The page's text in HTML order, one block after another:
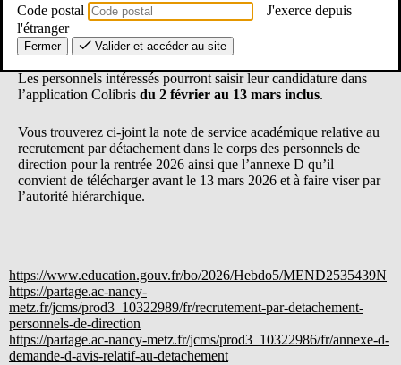
Le recrutement par détachement dans le corps des personnels de
direction pour la rentrée 2026 est ouvert depuis le 02 février
2026.
Les personnels intéressés pourront saisir leur candidature dans
l’application Colibris du 2 février au 13 mars inclus.
Vous trouverez ci-joint la note de service académique relative au
recrutement par détachement dans le corps des personnels de
direction pour la rentrée 2026 ainsi que l’annexe D qu’il
convient de télécharger avant le 13 mars 2026 et à faire viser par
l’autorité hiérarchique.
https://www.education.gouv.fr/bo/2026/Hebdo5/MEND2535439N
https://partage.ac-nancy-
metz.fr/jcms/prod3_10322989/fr/recrutement-par-detachement-
personnels-de-direction
https://partage.ac-nancy-metz.fr/jcms/prod3_10322986/fr/annexe-d-
demande-d-avis-relatif-au-detachement
Code postal
J'exerce depuis
l'étranger
Fermer Valider et accéder au site